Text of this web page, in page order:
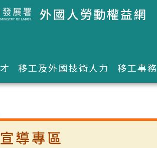
外國人勞動權益網
移工及外國技術人力 移工事務
宣導專區